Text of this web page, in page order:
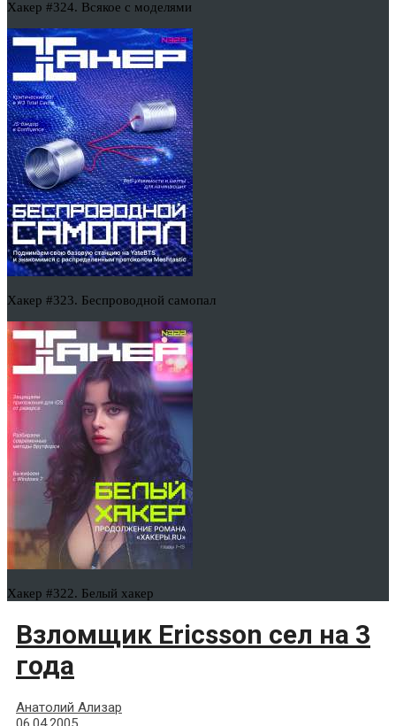
Хакер #324. Всякое с моделями
Хакер #323. Беспроводной самопал
Хакер #322. Белый хакер
Взломщик Ericsson сел на 3
года
Анатолий Ализар